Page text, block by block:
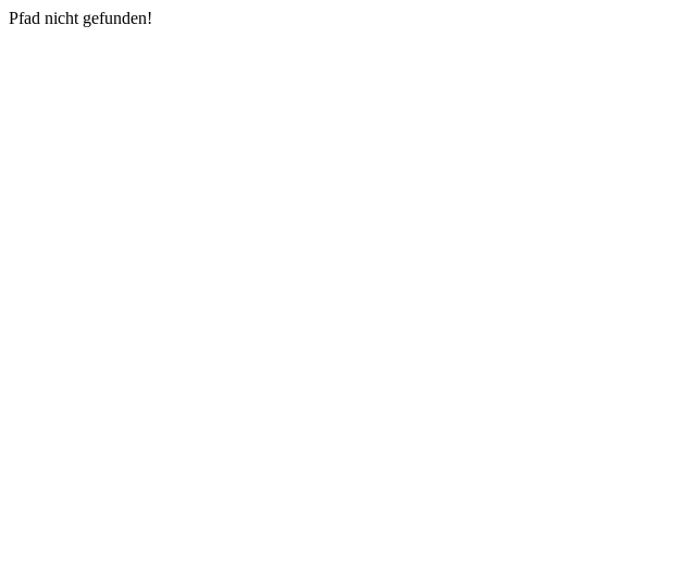
Pfad nicht gefunden!